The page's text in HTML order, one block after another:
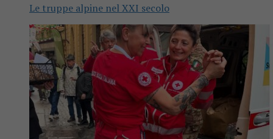
Le truppe alpine nel XXI secolo